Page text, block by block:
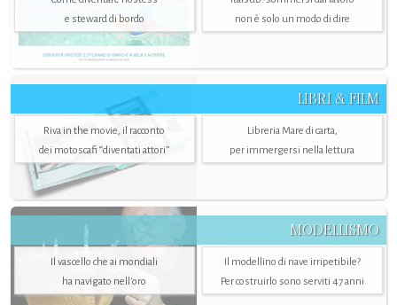
e steward di bordo
non è solo un modo di dire
LIBRI & FILM
Riva in the movie, il racconto
dei motoscafi “diventati attori”
Libreria Mare di carta,
per immergersi nella lettura
MODELLISMO
Il vascello che ai mondiali
ha navigato nell’oro
Il modellino di nave irripetibile?
Per costruirlo sono serviti 47 anni